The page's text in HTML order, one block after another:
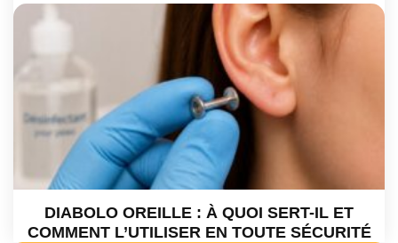
DIABOLO OREILLE : À QUOI SERT-IL ET
COMMENT L’UTILISER EN TOUTE SÉCURITÉ